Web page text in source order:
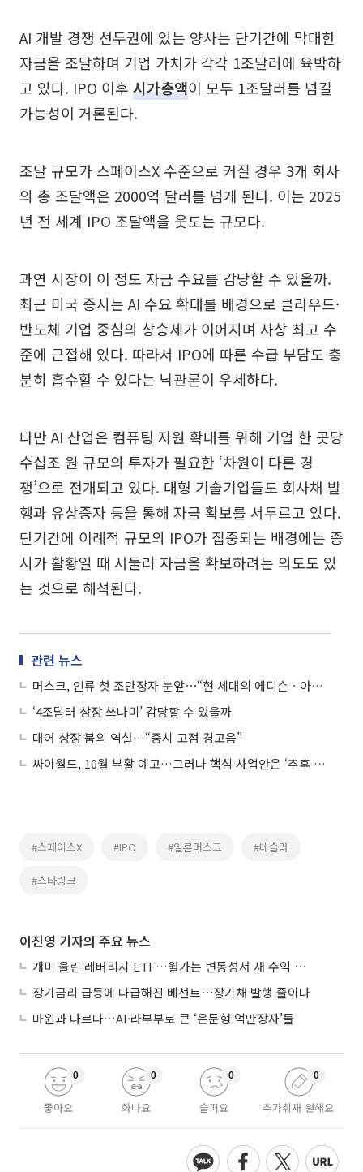
AI 개발 경쟁 선두권에 있는 양사는 단기간에 막대한
자금을 조달하며 기업 가치가 각각 1조달러에 육박하
고 있다. IPO 이후 시가총액이 모두 1조달러를 넘길
가능성이 거론된다.
조달 규모가 스페이스X 수준으로 커질 경우 3개 회사
의 총 조달액은 2000억 달러를 넘게 된다. 이는 2025
년 전 세계 IPO 조달액을 웃도는 규모다.
과연 시장이 이 정도 자금 수요를 감당할 수 있을까.
최근 미국 증시는 AI 수요 확대를 배경으로 클라우드·
반도체 기업 중심의 상승세가 이어지며 사상 최고 수
준에 근접해 있다. 따라서 IPO에 따른 수급 부담도 충
분히 흡수할 수 있다는 낙관론이 우세하다.
다만 AI 산업은 컴퓨팅 자원 확대를 위해 기업 한 곳당
수십조 원 규모의 투자가 필요한 ‘차원이 다른 경
쟁’으로 전개되고 있다. 대형 기술기업들도 회사채 발
행과 유상증자 등을 통해 자금 확보를 서두르고 있다.
단기간에 이례적 규모의 IPO가 집중되는 배경에는 증
시가 활황일 때 서둘러 자금을 확보하려는 의도도 있
는 것으로 해석된다.
관련 뉴스
머스크, 인류 첫 조만장자 눈앞⋯“현 세대의 에디슨ㆍ아이슈타인”
‘4조달러 상장 쓰나미’ 감당할 수 있을까
대어 상장 붐의 역설…“증시 고점 경고음”
싸이월드, 10월 부활 예고…그러나 핵심 사업안은 ‘추후 공개’
#스페이스X #IPO #일론머스크 #테슬라
#스타링크
이진영 기자의 주요 뉴스
개미 울린 레버리지 ETF…월가는 변동성서 새 수익 기회
장기금리 급등에 다급해진 베선트⋯장기채 발행 줄이나
마윈과 다르다…AI·라부부로 큰 ‘은둔형 억만장자’들
좋아요
0
화나요
0
슬퍼요
0
추가취재 원해요
0